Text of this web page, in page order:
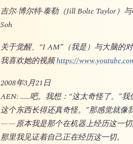
吉尔·博尔特·泰勒（Jill Bolte Taylor）
Soh
关于觉醒、“I AM”（我是）与大脑的
我喜欢她的视频https://
2008年3月21日
AEN: ……吧。我想：“这太奇怪了。”
这个东西长得还真奇怪。”那感觉就
——原本我是那个在机器上经历这一
那里我见证着自己正在经历这一切。